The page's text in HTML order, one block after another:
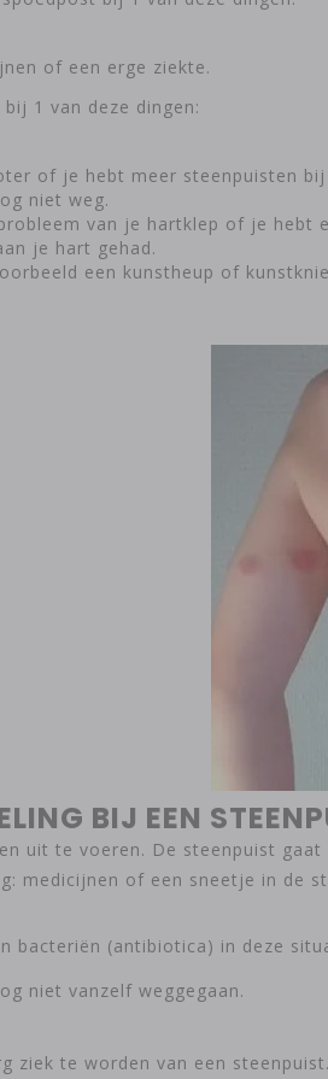
of een erge ziekte.
1 van deze dingen:
of je hebt meer steenpuisten bij
niet weg.
van je hartklep of je hebt
je hart gehad.
een kunstheup of
BIJ EEN
uit te voeren. De steenpuist
medicijnen of een sneetje in de
bacteriën (antibiotica) in deze
niet vanzelf weggegaan.
ziek te worden van een steenpuist.